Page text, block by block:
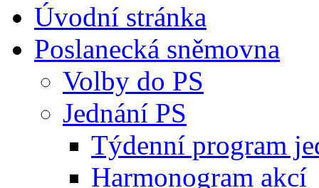
Úvodní stránka
Poslanecká sněmovna
Volby do PS
Jednání PS
Týdenní program
Harmonogram akcí